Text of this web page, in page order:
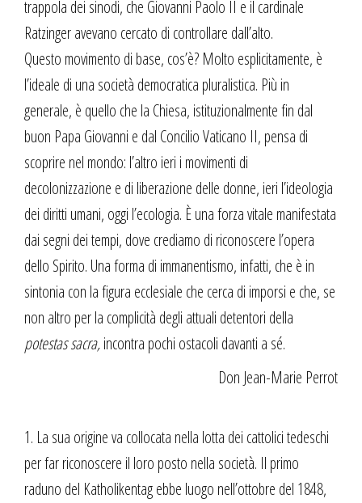
trappola dei sinodi, che Giovanni Paolo II e il cardinale
Ratzinger avevano cercato di controllare dall’alto.
Questo movimento di base, cos’è? Molto esplicitamente, è
l’ideale di una società democratica pluralistica. Più in
generale, è quello che la Chiesa, istituzionalmente fin dal
buon Papa Giovanni e dal Concilio Vaticano II, pensa di
scoprire nel mondo: l’altro ieri i movimenti di
decolonizzazione e di liberazione delle donne, ieri l’ideologia
dei diritti umani, oggi l’ecologia. È una forza vitale manifestata
dai segni dei tempi, dove crediamo di riconoscere l’opera
dello Spirito. Una forma di immanentismo, infatti, che è in
sintonia con la figura ecclesiale che cerca di imporsi e che, se
non altro per la complicità degli attuali detentori della
potestas sacra,incontra pochi ostacoli davanti a sé.
Don Jean-Marie Perrot
1. La sua origine va collocata nella lotta dei cattolici tedeschi
per far riconoscere il loro posto nella società. Il primo
raduno del Katholikentag ebbe luogo nell’ottobre del 1848,